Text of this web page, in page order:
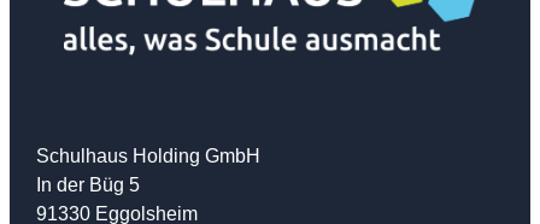
Schulhaus Holding GmbH
In der Büg 5
91330 Eggolsheim